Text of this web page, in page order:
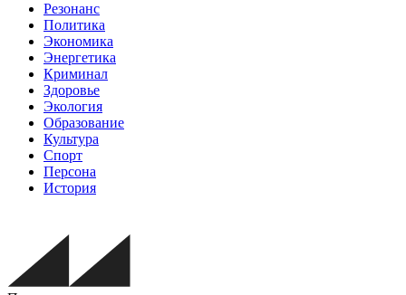
Резонанс
Политика
Экономика
Энергетика
Криминал
Здоровье
Экология
Образование
Культура
Спорт
Персона
История